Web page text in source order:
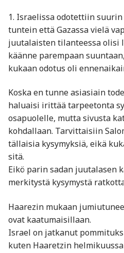
1. Israelissa odotettiin
tuntein että Gazassa vielä
juutalaisten tilanteessa
käänne parempaan
kukaan odotus oli
Koska en tunne asiasiain
haluaisi irittää tarpeetonta
osapuolelle, mutta sivusta
kohdallaan. Tarvittaisiin
tällaisia kysymyksiä, eikä
sitä.
Eikö parin sadan juutalasen
merkitystä kysymystä
Haarezin mukaan
ovat kaatumaisillaan.
Israel on jatkanut
kuten Haaretzin